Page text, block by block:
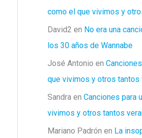
como el que vivimos y
David2 en No era una
los 30 años de Wannabe
José Antonio en
que vivimos y otros tantos
Sandra en Canciones para
vivimos y otros tantos
Mariano Padrón en La